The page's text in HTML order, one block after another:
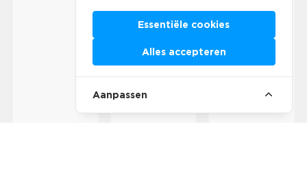
Essentiële cookies
Alles accepteren
Aanpassen